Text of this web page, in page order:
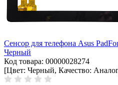
Сенсор для телефона Asus
Черный
Код товара: 00000028274
[Цвет: Черный, Качество: